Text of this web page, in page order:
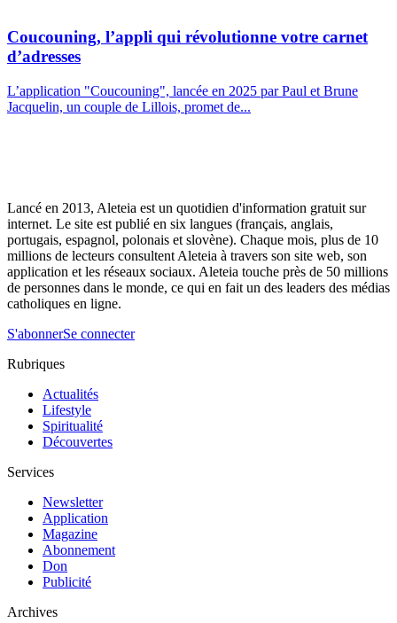
Coucouning, l’appli qui révolutionne votre carnet
d’adresses
L’application "Coucouning", lancée en 2025 par Paul et Brune
Jacquelin, un couple de Lillois, promet de...
Lancé en 2013, Aleteia est un quotidien d'information gratuit sur
internet. Le site est publié en six langues (français, anglais,
portugais, espagnol, polonais et slovène). Chaque mois, plus de 10
millions de lecteurs consultent Aleteia à travers son site web, son
application et les réseaux sociaux. Aleteia touche près de 50 millions
de personnes dans le monde, ce qui en fait un des leaders des médias
catholiques en ligne.
S'abonnerSe connecter
Rubriques
Actualités
Lifestyle
Spiritualité
Découvertes
Services
Newsletter
Application
Magazine
Abonnement
Don
Publicité
Archives